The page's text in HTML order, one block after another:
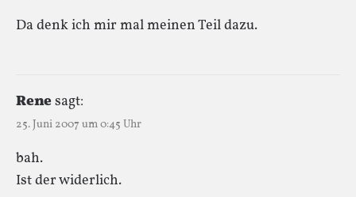
Da denk ich mir mal meinen Teil dazu.
Renesagt:
25. Juni 2007 um 0:45 Uhr
bah.
Ist der widerlich.